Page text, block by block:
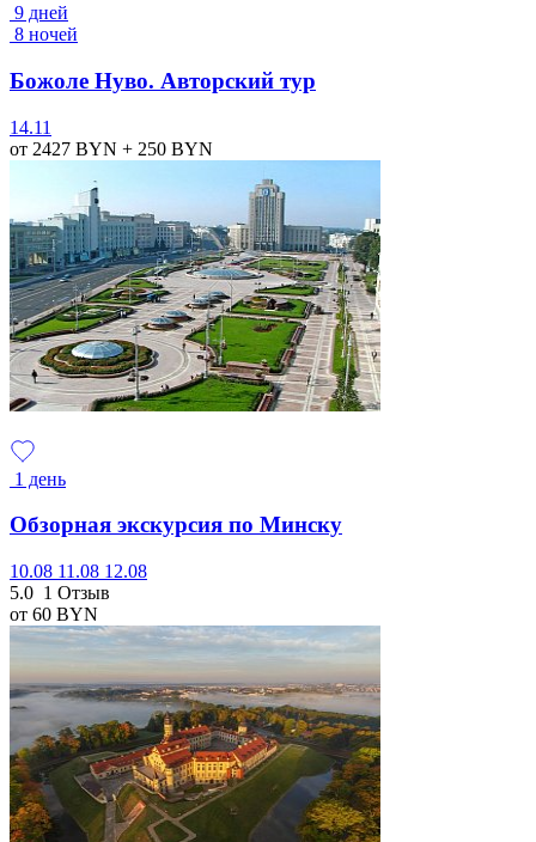
9 дней
8 ночей
Божоле Нуво. Авторский тур
14.11
от 2427 BYN + 250 BYN
1 день
Обзорная экскурсия по Минску
10.08 11.08 12.08
5.0 1 Отзыв
от 60 BYN